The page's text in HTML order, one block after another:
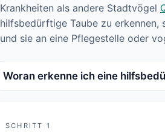
Krankheiten als andere Stadtvögel
hilfsbedürftige Taube zu erkennen,
und sie an eine Pflegestelle oder
Woran erkenne ich eine
SCHRITT 1